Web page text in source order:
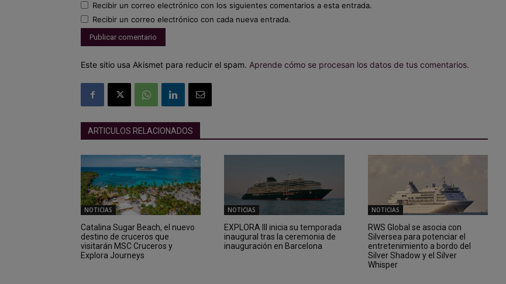
Recibir un correo electrónico con los siguientes comentarios a esta entrada.
Recibir un correo electrónico con cada nueva entrada.
Este sitio usa Akismet para reducir el spam. Aprende cómo se procesan los datos de tus comentarios.
ARTICULOS RELACIONADOS
NOTICIAS
Catalina Sugar Beach, el nuevo
destino de cruceros que
visitarán MSC Cruceros y
Explora Journeys
NOTICIAS
EXPLORA III inicia su temporada
inaugural tras la ceremonia de
inauguración en Barcelona
NOTICIAS
RWS Global se asocia con
Silversea para potenciar el
entretenimiento a bordo del
Silver Shadow y el Silver
Whisper